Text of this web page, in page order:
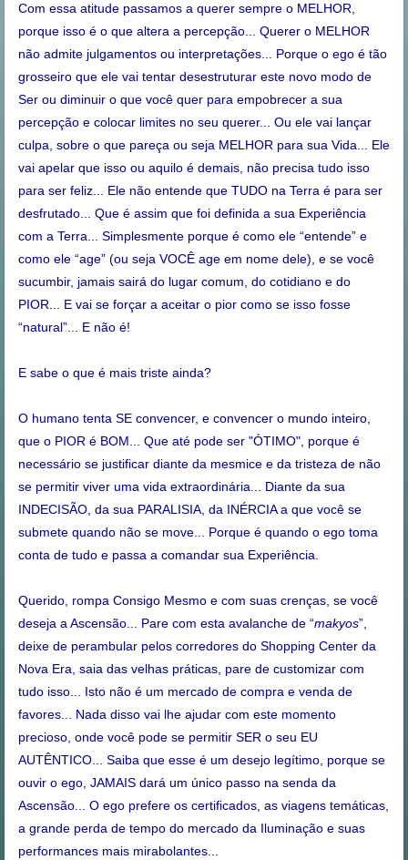
Com essa atitude passamos a querer sempre o MELHOR,
porque isso é o que altera a percepção... Querer o MELHOR
não admite julgamentos ou interpretações... Porque o ego é tão
grosseiro que ele vai tentar desestruturar este novo modo de
Ser ou diminuir o que você quer para empobrecer a sua
percepção e colocar limites no seu querer... Ou ele vai lançar
culpa, sobre o que pareça ou seja MELHOR para sua Vida... Ele
vai apelar que isso ou aquilo é demais, não precisa tudo isso
para ser feliz... Ele não entende que TUDO na Terra é para ser
desfrutado... Que é assim que foi definida a sua Experiência
com a Terra... Simplesmente porque é como ele “entende” e
como ele “age” (ou seja VOCÊ age em nome dele), e se você
sucumbir, jamais sairá do lugar comum, do cotidiano e do
PIOR... E vai se forçar a aceitar o pior como se isso fosse
“natural”... E não é!
E sabe o que é mais triste ainda?
O humano tenta SE convencer, e convencer o mundo inteiro,
que o PIOR é BOM... Que até pode ser "ÓTIMO", porque é
necessário se justificar diante da mesmice e da tristeza de não
se permitir viver uma vida extraordinária... Diante da sua
INDECISÃO, da sua PARALISIA, da INÉRCIA a que você se
submete quando não se move... Porque é quando o ego toma
conta de tudo e passa a comandar sua Experiência.
Querido, rompa Consigo Mesmo e com suas crenças, se você
deseja a Ascensão... Pare com esta avalanche de “makyos”,
deixe de perambular pelos corredores do Shopping Center da
Nova Era, saia das velhas práticas, pare de customizar com
tudo isso... Isto não é um mercado de compra e venda de
favores... Nada disso vai lhe ajudar com este momento
precioso, onde você pode se permitir SER o seu EU
AUTÊNTICO... Saiba que esse é um desejo legítimo, porque se
ouvir o ego, JAMAIS dará um único passo na senda da
Ascensão... O ego prefere os certificados, as viagens temáticas,
a grande perda de tempo do mercado da Iluminação e suas
performances mais mirabolantes...